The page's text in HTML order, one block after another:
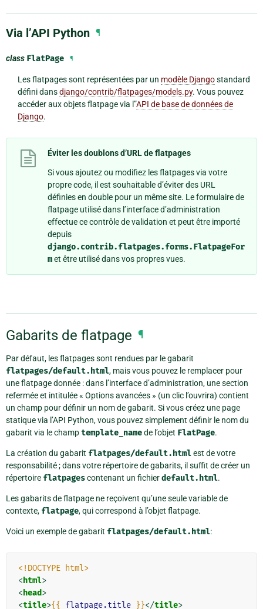
Via l’API Python ¶
class FlatPage ¶
Les flatpages sont représentées par un modèle Djangostandard
défini dansdjango/contrib/flatpages/models.py. Vous pouvez
accéder aux objets flatpage via l”API de base de données de
Django.
Éviter les doublons d’URL de flatpages
Si vous ajoutez ou modifiez les flatpages via votre
propre code, il est souhaitable d’éviter des URL
définies en double pour un même site. Le formulaire de
flatpage utilisé dans l’interface d’administration
effectue ce contrôle de validation et peut être importé
depuis
django.contrib.flatpages.forms.FlatpageFor
met être utilisé dans vos propres vues.
Gabarits de flatpage ¶
Par défaut, les flatpages sont rendues par le gabarit
flatpages/default.html, mais vous pouvez le remplacer pour
une flatpage donnée : dans l’interface d’administration, une section
refermée et intitulée « Options avancées » (un clic l’ouvrira) contient
un champ pour définir un nom de gabarit. Si vous créez une page
statique via l’API Python, vous pouvez simplement définir le nom du
gabarit via le champtemplate_namede l’objet FlatPage.
La création du gabarit flatpages/default.htmlest de votre
responsabilité ; dans votre répertoire de gabarits, il suffit de créer un
répertoire flatpagescontenant un fichierdefault.html.
Les gabarits de flatpage ne reçoivent qu’une seule variable de
contexte, flatpage, qui correspond à l’objet flatpage.
Voici un exemple de gabarit flatpages/default.html:
<!DOCTYPE html>
<html>
<head>
<title>{{ flatpage.title }}</title>